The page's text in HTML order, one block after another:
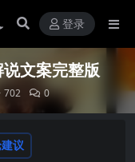
登录
文案完整版
702 0
议